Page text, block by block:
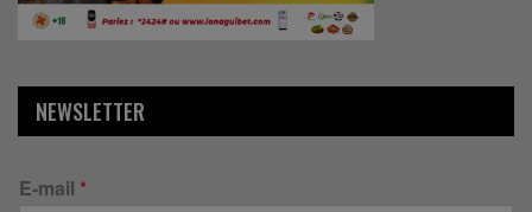
NEWSLETTER
E-mail *